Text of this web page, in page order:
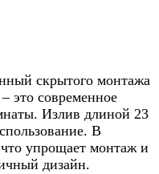
скрытого монтажа
это современное
Излив длиной 23
В
упрощает монтаж и
дизайн.